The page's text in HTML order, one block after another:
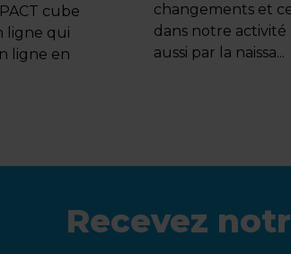
cube
ligne qui
ligne en
changements et
dans notre
aussi par la naissa...
Recevez